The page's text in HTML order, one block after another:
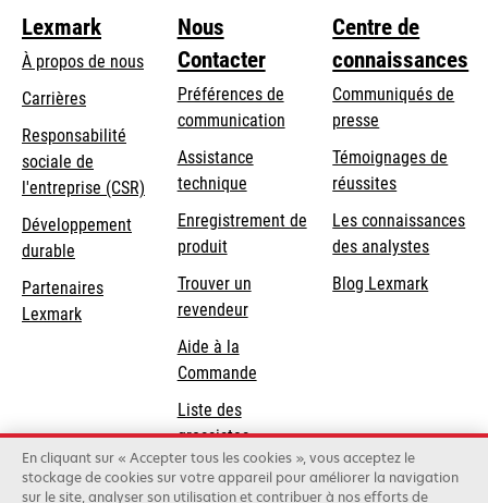
Lexmark
À propos de nous
Carrières
s’ouvre
dans
un
nouvel
onglet
Responsabilité
sociale de
l'entreprise (CSR) s’ouvre
onglet
Développement
durable
Partenaires
Lexmark
Nous
Contacter
Préférences de
communication
s’ouvre
dans
un
nouvel
onglet
Assistance
techniques’ouvre
un
onglet
Enregistrement de
produit
Trouver un
revendeur
Aide à la
Commande
Liste des
grossistes
Centre de
connaissances
Communiqués de
presse
Témoignages de
réussites
Les connaissances
des analystes
Blog Lexmark
En cliquant sur « Accepter tous les cookies », vous acceptez le
stockage de cookies sur votre appareil pour améliorer la navigation
sur le site, analyser son utilisation et contribuer à nos efforts de